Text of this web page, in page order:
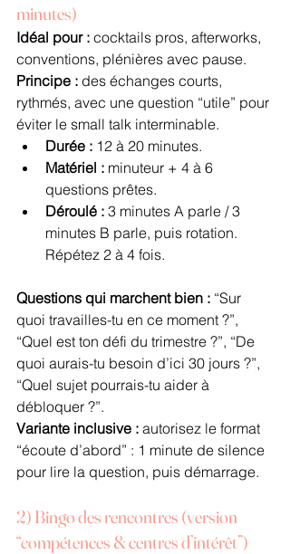
minutes)
Idéal pour : cocktails pros, afterworks,
conventions, plénières avec pause.
Principe : des échanges courts,
rythmés, avec une question “utile” pour
éviter le small talk interminable.
Durée : 12 à 20 minutes.
Matériel : minuteur + 4 à 6
questions prêtes.
Déroulé : 3 minutes A parle / 3
minutes B parle, puis rotation.
Répétez 2 à 4 fois.
Questions qui marchent bien : “Sur
quoi travailles-tu en ce moment ?”,
“Quel est ton défi du trimestre ?”, “De
quoi aurais-tu besoin d’ici 30 jours ?”,
“Quel sujet pourrais-tu aider à
débloquer ?”.
Variante inclusive : autorisez le format
“écoute d’abord” : 1 minute de silence
pour lire la question, puis démarrage.
2) Bingo des rencontres (version
“compétences & centres d’intérêt”)